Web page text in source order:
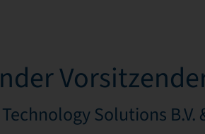
Solutions B.V.